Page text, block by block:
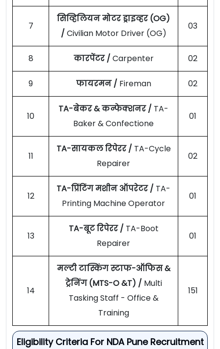
7
सिव्हिलियन मोटर ड्राइव्हर (OG)
/ Civilian Motor Driver (OG)
03
8 कारपेंटर / Carpenter 02
9 फायरमन / Fireman 02
10
TA-बेकर & कन्फेक्शनर / TA-
Baker & Confectione
01
11
TA-सायकल रिपेरर / TA-Cycle
Repairer
02
12
TA-प्रिंटिंग मशीन ऑपरेटर / TA-
Printing Machine Operator
01
13
TA-बूट रिपेरर / TA-Boot
Repairer
01
14
मल्टी टास्किंग स्टाफ-ऑफिस &
ट्रेनिंग (MTS-O &T) / Multi
Tasking Staff - Office &
Training
151
Eligibility Criteria For NDA Pune Recruitment